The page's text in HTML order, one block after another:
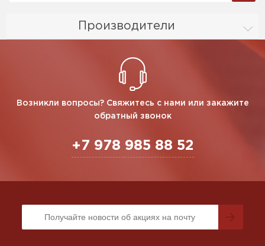
Производители
Возникли вопросы? Свяжитесь с нами или закажите
обратный звонок
+7 978 985 88 52